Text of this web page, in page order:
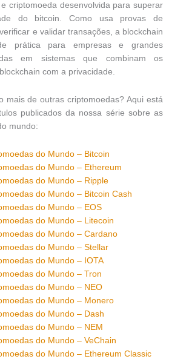
criptomoeda desenvolvida para superar
do bitcoin. Como usa provas de
e validar transações, a blockchain
prática para empresas e grandes
em sistemas que combinam os
com a privacidade.
mais de outras criptomoedas? Aqui está
publicados da nossa série sobre as
mundo:
do Mundo – Bitcoin
do Mundo – Ethereum
do Mundo – Ripple
do Mundo – Bitcoin Cash
do Mundo – EOS
do Mundo – Litecoin
do Mundo – Cardano
do Mundo – Stellar
do Mundo – IOTA
do Mundo – Tron
do Mundo – NEO
do Mundo – Monero
do Mundo – Dash
do Mundo – NEM
do Mundo – VeChain
do Mundo – Ethereum Classic